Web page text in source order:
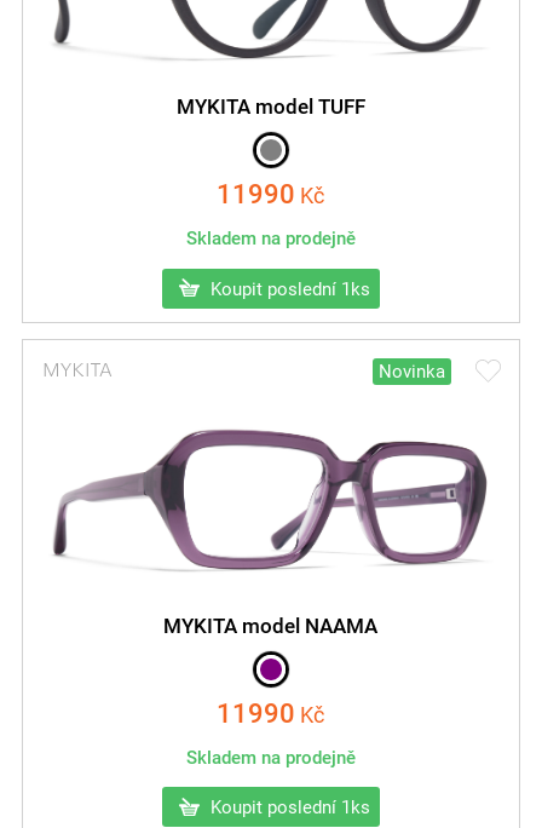
MYKITA model TUFF
11990 Kč
Skladem na prodejně
Koupit poslední 1ks
Novinka
MYKITA model NAAMA
11990 Kč
Skladem na prodejně
Koupit poslední 1ks